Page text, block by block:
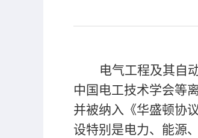
电气工程及其自
中国电工技术学会等
并被纳入《华盛顿协
设特别是电力、能源